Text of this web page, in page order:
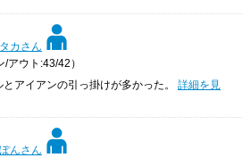
カさん
/アウト:43/42）
アイアンの引っ掛けが多かった。 詳細を見
んさん